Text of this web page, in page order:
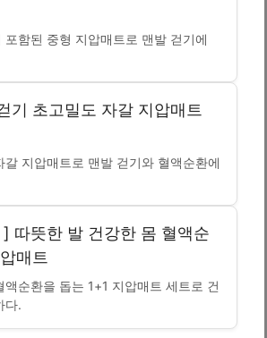
포함된 중형 지압매트로 맨발 걷기에
기 초고밀도 자갈 지압매트
갈 지압매트로 맨발 걷기와 혈액순환에
따뜻한 발 건강한 몸 혈액순
매트
액순환을 돕는 1+1 지압매트 세트로 건
다.